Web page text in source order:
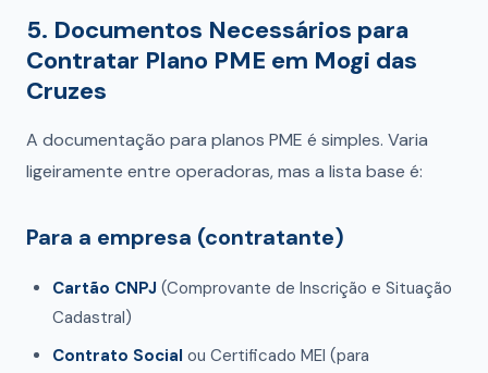
5. Documentos Necessários para
Contratar Plano PME em Mogi das
Cruzes
A documentação para planos PME é simples. Varia
ligeiramente entre operadoras, mas a lista base é:
Para a empresa (contratante)
Cartão CNPJ (Comprovante de Inscrição e Situação
Cadastral)
Contrato Social ou Certificado MEI (para